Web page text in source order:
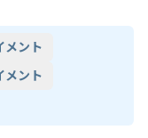
メント
メント